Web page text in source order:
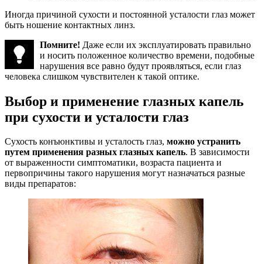
Иногда причиной сухости и постоянной усталости глаз может
быть ношение контактных линз.
Помните! Даже если их эксплуатировать правильно
и носить положенное количество времени, подобные
нарушения все равно будут проявляться, если глаз
человека слишком чувствителен к такой оптике.
Выбор и применение глазных капель
при сухости и усталости глаз
Сухость конъюнктивы и усталость глаз, можно устранить
путем применения разных глазных капель. В зависимости
от выраженности симптоматики, возраста пациента и
первопричины такого нарушения могут назначаться разные
виды препаратов: